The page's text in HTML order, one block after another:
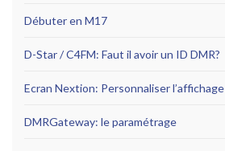
Débuter en M17
D-Star / C4FM: Faut il avoir un ID DMR?
Ecran Nextion: Personnaliser l’affichage
DMRGateway: le paramétrage